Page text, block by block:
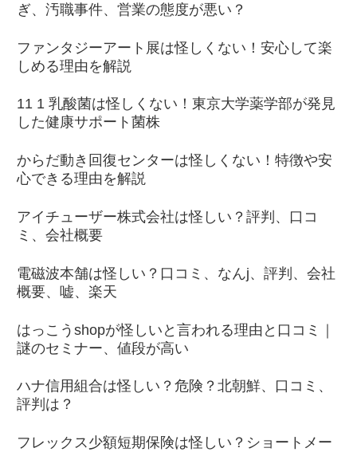
ぎ、汚職事件、営業の態度が悪い？
ファンタジーアート展は怪しくない！安心して楽
しめる理由を解説
11 1 乳酸菌は怪しくない！東京大学薬学部が発見
した健康サポート菌株
からだ動き回復センターは怪しくない！特徴や安
心できる理由を解説
アイチューザー株式会社は怪しい？評判、口コ
ミ、会社概要
電磁波本舗は怪しい？口コミ、なんj、評判、会社
概要、嘘、楽天
はっこうshopが怪しいと言われる理由と口コミ｜
謎のセミナー、値段が高い
ハナ信用組合は怪しい？危険？北朝鮮、口コミ、
評判は？
フレックス少額短期保険は怪しい？ショートメー